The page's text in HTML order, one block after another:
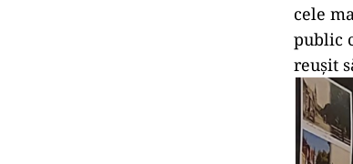
cele
public
reușit